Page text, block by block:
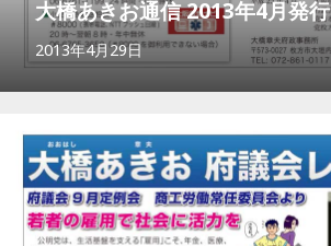
大橋あきお通信 2013年4月発行
2013年4月29日